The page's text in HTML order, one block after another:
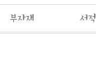
부자재 서